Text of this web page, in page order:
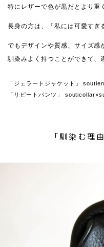
特にレザーで色が黒だとより重
長身の方は、「私には可愛すぎ
でもデザインや質感、サイズ感
馴染みよく持つことができて、
「ジェラートジャケット」
「リピートパンツ」
「馴染む理